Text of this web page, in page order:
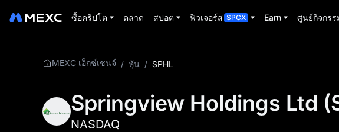
ซื้อคริปโต ตลาด สปอต ฟิวเจอร์ส SPCX Earn ศูนย์กิจกรร
MEXC เอ็กซ์เชนจ์ / หุ้น / SPHL
Springview Holdings Ltd (
NASDAQ